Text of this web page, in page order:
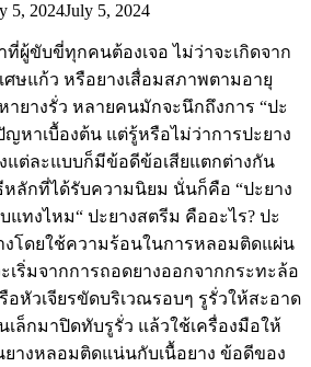
5, 2024July 5, 2024
ผู้ขับขี่ทุกคนต้องเจอ ไม่ว่าจะเกิดจาก
ศษแก้ว หรือยางเสื่อมสภาพตามอายุ
ายางรั่ว หลายคนมักจะนึกถึงการ “ปะ
ญหาเบื้องต้น แต่รู้หรือไม่ว่าการปะยาง
ต่ละแบบก็มีข้อดีข้อเสียแตกต่างกัน
หลักที่ได้รับความนิยม นั่นก็คือ “ปะยาง
แทงไหม“ ปะยางสตรีม คืออะไร? ปะ
งโดยใช้ความร้อนในการหลอมติดแผ่น
เริ่มจากการถอดยางออกจากกระทะล้อ
หัวเจียรขัดบริเวณรอบๆ รูรั่วให้สะอาด
ล็กมาปิดทับรูรั่ว แล้วใช้เครื่องมือให้
างหลอมติดแน่นกับเนื้อยาง ข้อดีของ